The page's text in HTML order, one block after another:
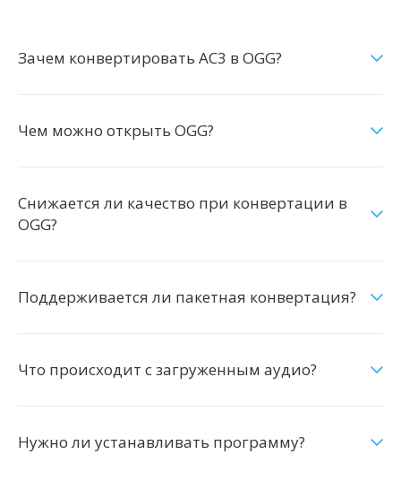
Зачем конвертировать AC3 в OGG?
Чем можно открыть OGG?
Снижается ли качество при конвертации в
OGG?
Поддерживается ли пакетная конвертация?
Что происходит с загруженным аудио?
Нужно ли устанавливать программу?